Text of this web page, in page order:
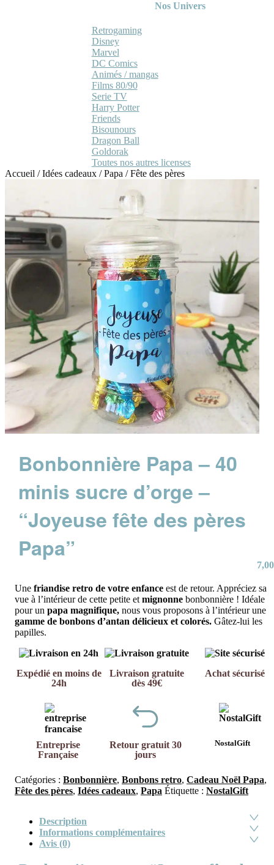
Nos Univers
Retrogaming
Disney
Marvel
DC Comics
Animés / mangas
Films 80/90
Serie TV
Harry Potter
Friends
Bisounours
Dragon Ball
Goldorak
Toutes nos autres licenses
Accueil /Idées cadeaux /Papa /Fête des pères
Bonbonnière Papa – 40
minis sucre d’orge –
“Joyeuse fête des pères
Papa”
7,00
Une friandise retro de votre enfance est de retour. Appréciez sa
vue à l’intérieur de cette petite et mignonne bonbonnière ! Idéale
pour un papa magnifique, nous vous proposons à l’intérieur une
gamme de bonbons d’antan délicieux et colorés. Gâtez-lui les
papilles.
Expédié en moins de
24h
Livraison gratuite
dès 49€
Achat sécurisé
Entreprise
Française
Retour gratuit 30
jours
NostalGift
Catégories : Bonbonnière, Bonbons retro, Cadeau Noël Papa,
Fête des pères, Idées cadeaux, Papa Étiquette : NostalGift
Description
Informations complémentaires
Avis (0)